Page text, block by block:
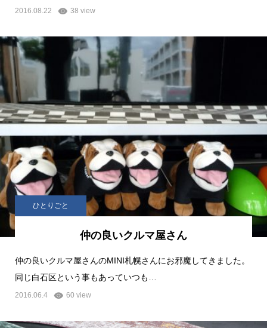
2016.08.22 38 view
ひとりごと
仲の良いクルマ屋さん
仲の良いクルマ屋さんのMINI札幌さんにお邪魔してきました。
同じ白石区という事もあっていつも…
2016.06.4 60 view